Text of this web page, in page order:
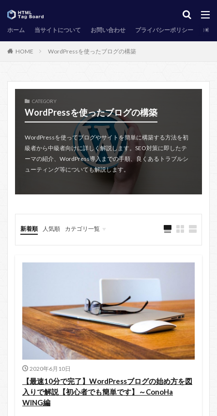
ホーム 当サイトについて お問い合わせ プライバシーポリシー
HOME WordPressを使ったブログの構築
CATEGORY
WordPressを使ったブログの構築
WordPressを使ってブログやサイトを簡単に構築する方法を初
級者から中級者向けに詳しく解説します。SEO対策に即したテ
ーマの紹介、WordPress導入までの手順、良くあるトラブルシ
ューティング等についても解説します。
新着順 人気順 カテゴリ一覧
HTMLタグ一覧
スタイルシート（CSS）一覧
Web便利ツール
ホームページの作り方（初級）
WebデザインとSEO対策（中級）
WordPressを使ったブログの構築
サイト・ブログ収益化～副業～
2020年6月10日
【最速10分で完了】WordPressブログの始め方を図
入りで解説【初心者でも簡単です】～ConoHa
WING編